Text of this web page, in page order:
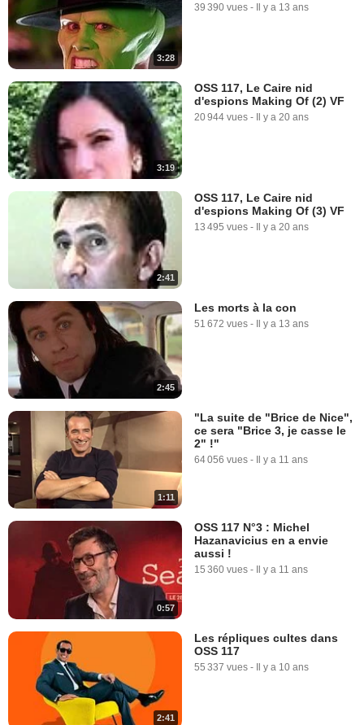
3:28
39 390 vues - Il y a 13 ans
3:19
OSS 117, Le Caire nid
d'espions Making Of (2) VF
20 944 vues - Il y a 20 ans
2:41
OSS 117, Le Caire nid
d'espions Making Of (3) VF
13 495 vues - Il y a 20 ans
2:45
Les morts à la con
51 672 vues - Il y a 13 ans
1:11
"La suite de "Brice de Nice",
ce sera "Brice 3, je casse le
2" !"
64 056 vues - Il y a 11 ans
0:57
OSS 117 N°3 : Michel
Hazanavicius en a envie
aussi !
15 360 vues - Il y a 11 ans
2:41
Les répliques cultes dans
OSS 117
55 337 vues - Il y a 10 ans